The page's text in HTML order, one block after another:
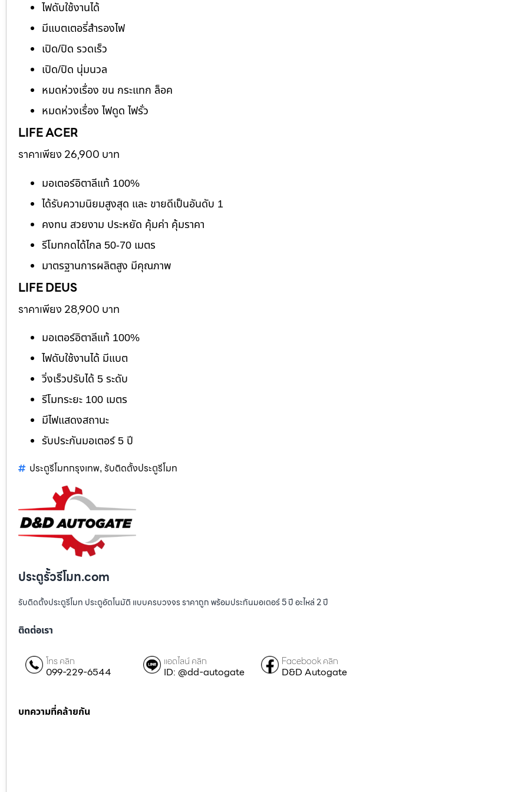
ไฟดับใช้งานได้
มีแบตเตอรี่สำรองไฟ
เปิด/ปิด รวดเร็ว
เปิด/ปิด นุ่มนวล
หมดห่วงเรื่อง ขน กระแทก ล็อค
หมดห่วงเรื่อง ไฟดูด ไฟรั่ว
LIFE ACER
ราคาเพียง 26,900 บาท
มอเตอร์อิตาลีแท้ 100%
ได้รับความนิยมสูงสุด และ ขายดีเป็นอันดับ 1
คงทน สวยงาม ประหยัด คุ้มค่า คุ้มราคา
รีโมทกดได้ไกล 50-70 เมตร
มาตรฐานการผลิตสูง มีคุณภาพ
LIFE DEUS
ราคาเพียง 28,900 บาท
มอเตอร์อิตาลีแท้ 100%
ไฟดับใช้งานได้ มีแบต
วิ่งเร็วปรับได้ 5 ระดับ
รีโมทระยะ 100 เมตร
มีไฟแสดงสถานะ
รับประกันมอเตอร์ 5 ปี
ประตูรีโมทกรุงเทพ, รับติดตั้งประตูรีโมท
ประตูรั้วรีโมท.com
รับติดตั้งประตูรีโมท ประตูอัตโนมัติ แบบครบวงจร ราคาถูก พร้อมประกันมอเตอร์ 5 ปี อะไหล่ 2 ปี
ติดต่อเรา
โทร คลิก
099-229-6544
แอดไลน์ คลิก
ID: @dd-autogate
Facebook คลิก
D&D Autogate
บทความที่คล้ายกัน